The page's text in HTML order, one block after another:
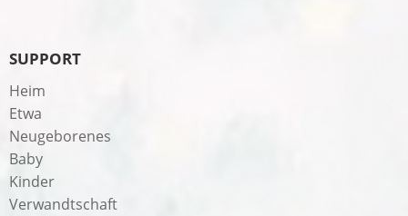
SUPPORT
Heim
Etwa
Neugeborenes
Baby
Kinder
Verwandtschaft